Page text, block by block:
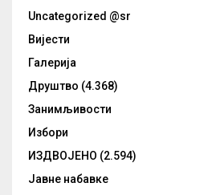
Uncategorized @sr
Вијести
Галерија
Друштво (4.368)
Занимљивости
Избори
ИЗДВОЈЕНО (2.594)
Јавне набавке